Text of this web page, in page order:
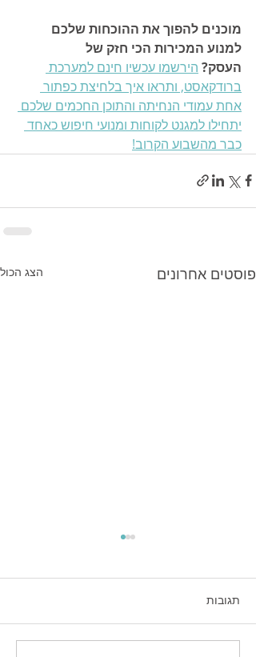
מוכנים להפוך את ההוכחות שלכם
למנוע המכירות הכי חזק של
העסק? הירשמו עכשיו חינם למערכת
ברודקאסט, ותראו איך בלחיצת כפתור
אחת עמודי הנחיתה והתוכן החכמים שלכם
יתחילו למגנט לקוחות ומנועי חיפוש כאחד
כבר מהשבוע הקרוב!
פוסטים אחרונים הצג הכול
תגובות